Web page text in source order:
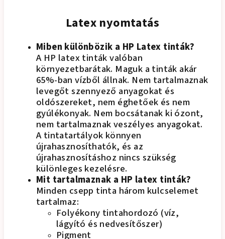
Latex nyomtatás
Miben különbözik a HP Latex tinták?
A HP latex tinták valóban
környezetbarátak. Maguk a tinták akár
65%-ban vízből állnak. Nem tartalmaznak
levegőt szennyező anyagokat és
oldószereket, nem éghetőek és nem
gyúlékonyak. Nem bocsátanak ki ózont,
nem tartalmaznak veszélyes anyagokat.
A tintatartályok könnyen
újrahasznosíthatók, és az
újrahasznosításhoz nincs szükség
különleges kezelésre.
Mit tartalmaznak a HP latex tinták?
Minden csepp tinta három kulcselemet
tartalmaz:
Folyékony tintahordozó (víz,
lágyító és nedvesítőszer)
Pigment